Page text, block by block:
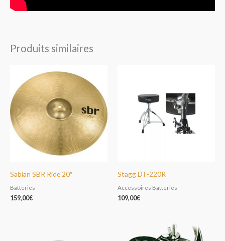
Produits similaires
Sabian SBR Ride 20″
Batteries
159,00€
Stagg DT-220R
Accessoires Batteries
109,00€